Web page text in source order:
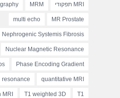
MRI תפקודי MRM
MR Prostate
multi echo
Nephrogenic Systemis Fibrosis
Nuclear Magnetic Resonance
Phase Encoding Gradient
quantitative MRI
resonance
T1
T1 weighted 3D
MRI